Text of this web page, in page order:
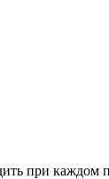
при каждом